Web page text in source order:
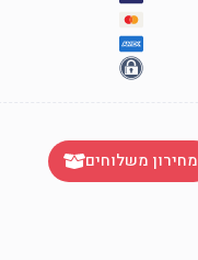
מחירון משלוחים